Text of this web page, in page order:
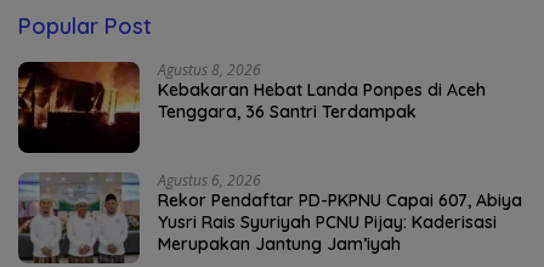
Popular Post
Agustus 8, 2026
Kebakaran Hebat Landa Ponpes di Aceh
Tenggara, 36 Santri Terdampak
Agustus 6, 2026
Rekor Pendaftar PD-PKPNU Capai 607, Abiya
Yusri Rais Syuriyah PCNU Pijay: Kaderisasi
Merupakan Jantung Jam’iyah